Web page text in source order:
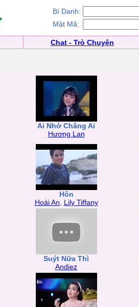
Bí Danh:
Mật Mã:
Chat - Trò Chuyện
Ai Nhớ Chăng Ai
Hương Lan
Hôn
Hoài An
Lily Tiffany
Suýt Nữa Thì
Andiez